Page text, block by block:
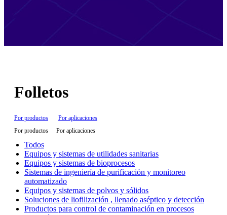
Folletos
Por productos
Por aplicaciones
Por productos
Por aplicaciones
Todos
Equipos y sistemas de utilidades sanitarias
Equipos y sistemas de bioprocesos
Sistemas de ingeniería de purificación y monitoreo
automatizado
Equipos y sistemas de polvos y sólidos
Soluciones de liofilización , llenado aséptico y detección
Productos para control de contaminación en procesos